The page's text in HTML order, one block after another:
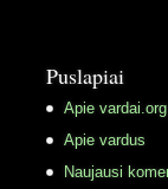
Puslapiai
Apie vardai.org
Apie vardus
Naujausi